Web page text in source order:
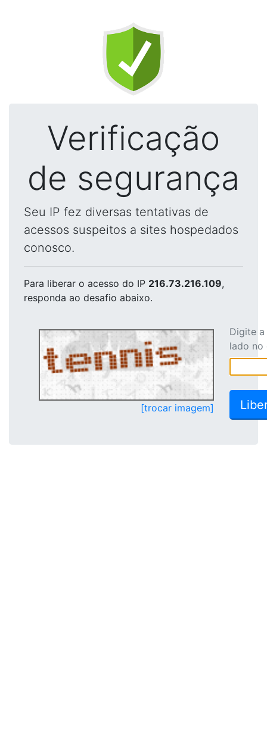
Verificação
de segurança
Seu IP fez diversas tentativas de
acessos suspeitos a sites hospedados
conosco.
Para liberar o acesso do IP 216.73.216.109,
responda ao desafio abaixo.
[trocar imagem]
Digite
lado no